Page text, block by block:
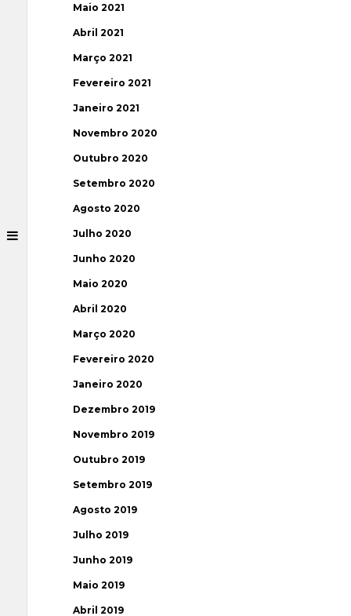
Maio 2021
Abril 2021
Março 2021
Fevereiro 2021
Janeiro 2021
Novembro 2020
Outubro 2020
Setembro 2020
Agosto 2020
Julho 2020
Junho 2020
Maio 2020
Abril 2020
Março 2020
Fevereiro 2020
Janeiro 2020
Dezembro 2019
Novembro 2019
Outubro 2019
Setembro 2019
Agosto 2019
Julho 2019
Junho 2019
Maio 2019
Abril 2019